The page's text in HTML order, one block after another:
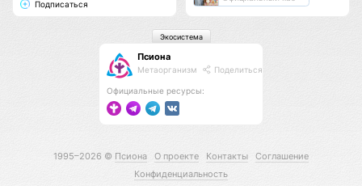
Подписаться
Псиона
Метаорганизм Поделиться
Официальные ресурсы:
Экосистема
1995–2026 © Псиона О проекте Контакты
Соглашение
Конфиденциальность